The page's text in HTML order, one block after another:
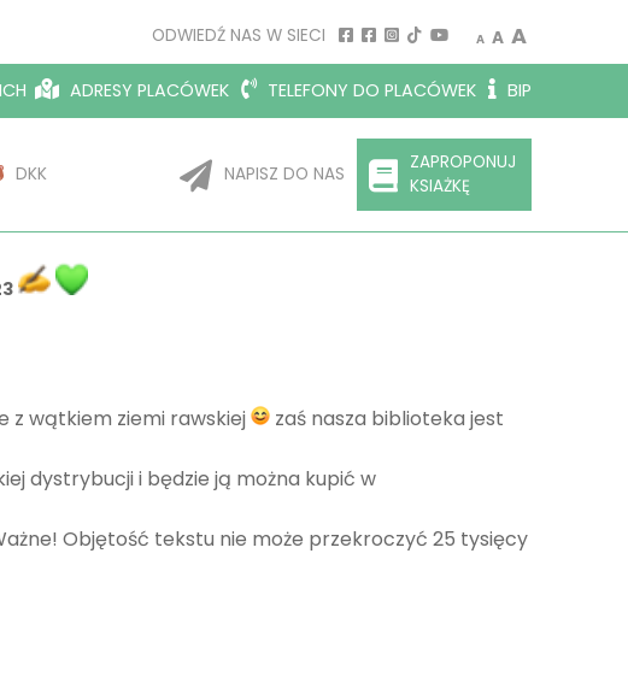
ODWIEDŹ NAS W SIECI A
Decrease font size.
A Reset font
A
ADRESY PLACÓWEK TELEFONY DO PLACÓWEK BIP
DKK NAPISZ DO NAS
ZAPROPONUJ
KSIAŻKĘ
z wątkiem ziemi rawskiej
zaś nasza biblioteka jest
dystrybucji i będzie ją można kupić w
Objętość tekstu nie może przekroczyć 25 tysięcy